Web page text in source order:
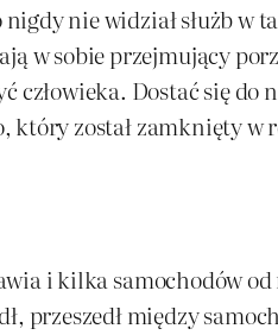
nie widział służb w
w sobie przejmujący
Dostać się do
który został zamknięty w
i kilka samochodów
przeszedł między